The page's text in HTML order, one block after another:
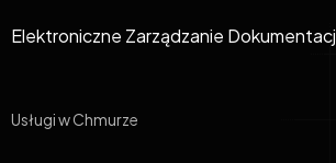
Elektroniczne Zarządzanie
Usługi w Chmurze